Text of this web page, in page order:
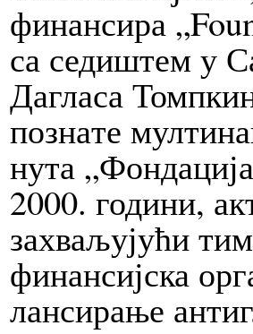
финансира
са седишт­ем у
Да­гла­са
по­зна­те
ну­та
2000. години,
захваљујући
финансијска
лансирање